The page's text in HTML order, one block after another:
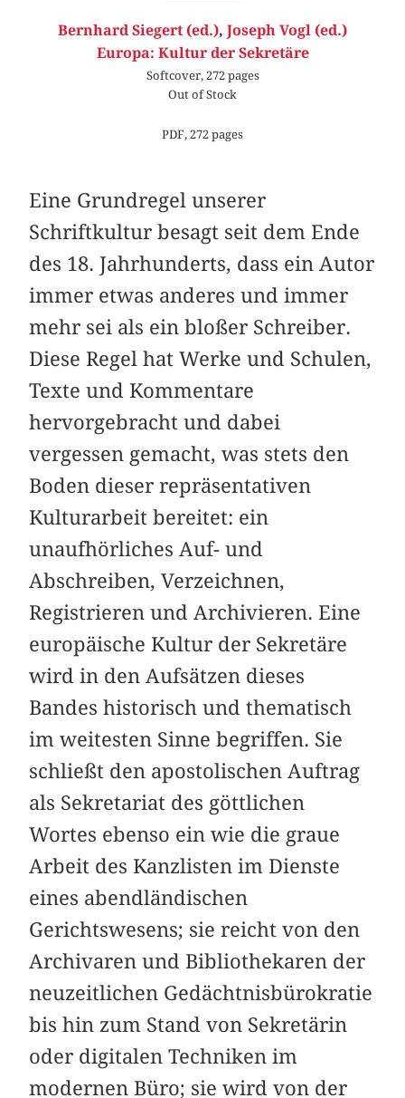
Bernhard Siegert (ed.), Joseph Vogl (ed.)
Europa: Kultur der Sekretäre
Softcover, 272 pages
Out of Stock
PDF, 272 pages
Eine Grundregel unserer
Schriftkultur besagt seit dem Ende
des 18. Jahrhunderts, dass ein Autor
immer etwas anderes und immer
mehr sei als ein bloßer Schreiber.
Diese Regel hat Werke und Schulen,
Texte und Kommentare
hervorgebracht und dabei
vergessen gemacht, was stets den
Boden dieser repräsentativen
Kulturarbeit bereitet: ein
unaufhörliches Auf- und
Abschreiben, Verzeichnen,
Registrieren und Archivieren. Eine
europäische Kultur der Sekretäre
wird in den Aufsätzen dieses
Bandes historisch und thematisch
im weitesten Sinne begriffen. Sie
schließt den apostolischen Auftrag
als Sekretariat des göttlichen
Wortes ebenso ein wie die graue
Arbeit des Kanzlisten im Dienste
eines abendländischen
Gerichtswesens; sie reicht von den
Archivaren und Bibliothekaren der
neuzeitlichen Gedächtnisbürokratie
bis hin zum Stand von Sekretärin
oder digitalen Techniken im
modernen Büro; sie wird von der